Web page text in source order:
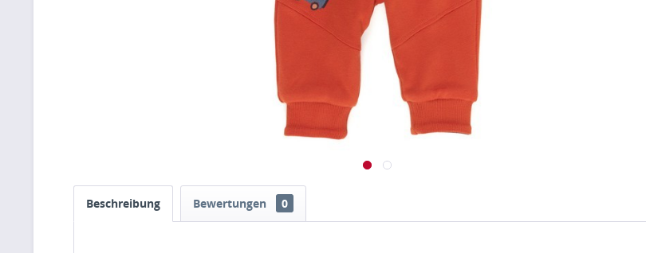
Beschreibung Bewertungen 0